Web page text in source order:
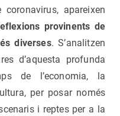
apareixen
provinents de
diverses. S’analitzen
d’aquesta profunda
de l’economia, la
per posar només
i reptes per a la